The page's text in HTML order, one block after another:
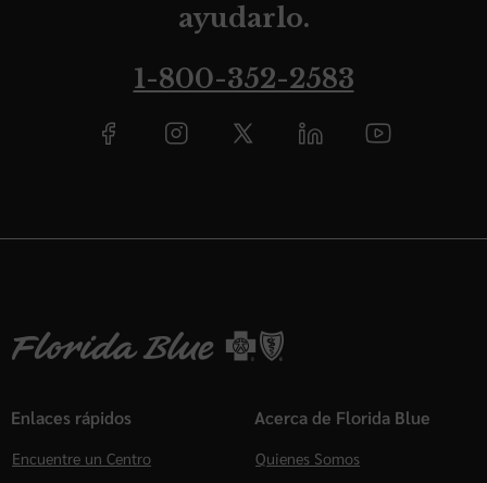
ayudarlo.
1-800-352-2583
Enlaces rápidos
Encuentre un Centro
Acerca de Florida Blue
Quienes Somos